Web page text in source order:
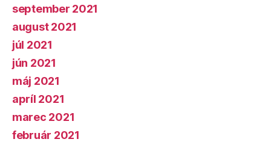
september 2021
august 2021
júl 2021
jún 2021
máj 2021
apríl 2021
marec 2021
február 2021